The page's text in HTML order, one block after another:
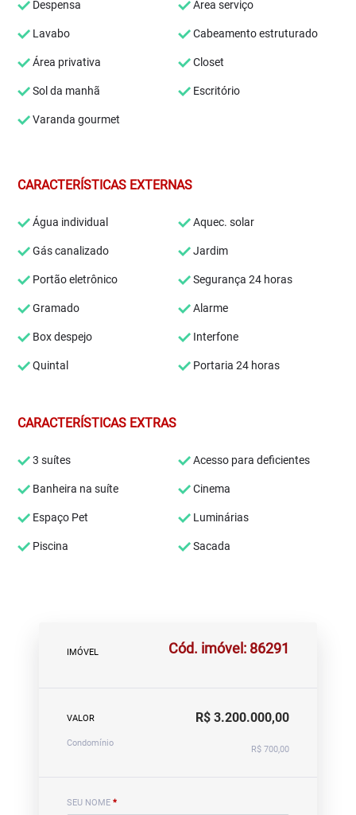
Despensa Área serviço
Lavabo Cabeamento estruturado
Área privativa Closet
Sol da manhã Escritório
Varanda gourmet
CARACTERÍSTICAS EXTERNAS
Água individual Aquec. solar
Gás canalizado Jardim
Portão eletrônico Segurança 24 horas
Gramado Alarme
Box despejo Interfone
Quintal Portaria 24 horas
CARACTERÍSTICAS EXTRAS
3 suítes Acesso para deficientes
Banheira na suíte Cinema
Espaço Pet Luminárias
Piscina Sacada
IMÓVEL Cód. imóvel: 86291
VALOR R$ 3.200.000,00
Condomínio
R$ 700,00
SEU NOME *